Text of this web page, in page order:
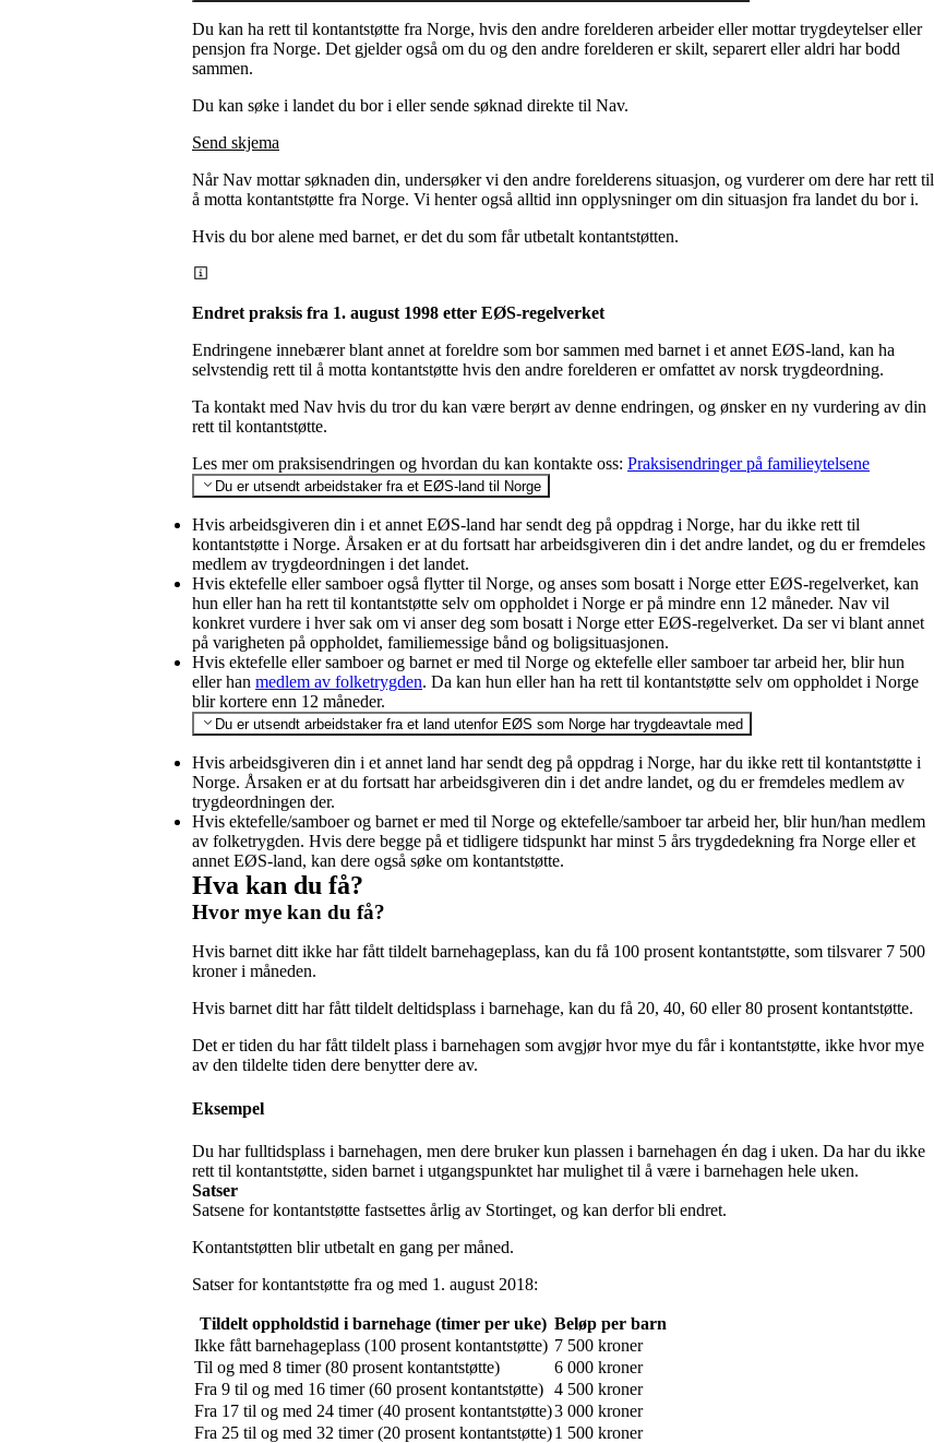
Du kan ha rett til kontantstøtte fra Norge, hvis den andre forelderen arbeider eller mottar trygdeytelser eller
pensjon fra Norge. Det gjelder også om du og den andre forelderen er skilt, separert eller aldri har bodd
sammen.
Du kan søke i landet du bor i eller sende søknad direkte til Nav.
Send skjema
Når Nav mottar søknaden din, undersøker vi den andre forelderens situasjon, og vurderer om dere har rett til
å motta kontantstøtte fra Norge. Vi henter også alltid inn opplysninger om din situasjon fra landet du bor i.
Hvis du bor alene med barnet, er det du som får utbetalt kontantstøtten.
Endret praksis fra 1. august 1998 etter EØS-regelverket
Endringene innebærer blant annet at foreldre som bor sammen med barnet i et annet EØS-land, kan ha
selvstendig rett til å motta kontantstøtte hvis den andre forelderen er omfattet av norsk trygdeordning.
Ta kontakt med Nav hvis du tror du kan være berørt av denne endringen, og ønsker en ny vurdering av din
rett til kontantstøtte.
Les mer om praksisendringen og hvordan du kan kontakte oss: Praksisendringer på familieytelsene
Du er utsendt arbeidstaker fra et EØS-land til Norge
Hvis arbeidsgiveren din i et annet EØS-land har sendt deg på oppdrag i Norge, har du ikke rett til
kontantstøtte i Norge. Årsaken er at du fortsatt har arbeidsgiveren din i det andre landet, og du er fremdeles
medlem av trygdeordningen i det landet.
Hvis ektefelle eller samboer også flytter til Norge, og anses som bosatt i Norge etter EØS-regelverket, kan
hun eller han ha rett til kontantstøtte selv om oppholdet i Norge er på mindre enn 12 måneder. Nav vil
konkret vurdere i hver sak om vi anser deg som bosatt i Norge etter EØS-regelverket. Da ser vi blant annet
på varigheten på oppholdet, familiemessige bånd og boligsituasjonen.
Hvis ektefelle eller samboer og barnet er med til Norge og ektefelle eller samboer tar arbeid her, blir hun
eller han medlem av folketrygden. Da kan hun eller han ha rett til kontantstøtte selv om oppholdet i Norge
blir kortere enn 12 måneder.
Du er utsendt arbeidstaker fra et land utenfor EØS som Norge har trygdeavtale med
Hvis arbeidsgiveren din i et annet land har sendt deg på oppdrag i Norge, har du ikke rett til kontantstøtte i
Norge. Årsaken er at du fortsatt har arbeidsgiveren din i det andre landet, og du er fremdeles medlem av
trygdeordningen der.
Hvis ektefelle/samboer og barnet er med til Norge og ektefelle/samboer tar arbeid her, blir hun/han medlem
av folketrygden. Hvis dere begge på et tidligere tidspunkt har minst 5 års trygdedekning fra Norge eller et
annet EØS-land, kan dere også søke om kontantstøtte.
Hva kan du få?
Hvor mye kan du få?
Hvis barnet ditt ikke har fått tildelt barnehageplass, kan du få 100 prosent kontantstøtte, som tilsvarer 7 500
kroner i måneden.
Hvis barnet ditt har fått tildelt deltidsplass i barnehage, kan du få 20, 40, 60 eller 80 prosent kontantstøtte.
Det er tiden du har fått tildelt plass i barnehagen som avgjør hvor mye du får i kontantstøtte, ikke hvor mye
av den tildelte tiden dere benytter dere av.
Eksempel
Du har fulltidsplass i barnehagen, men dere bruker kun plassen i barnehagen én dag i uken. Da har du ikke
rett til kontantstøtte, siden barnet i utgangspunktet har mulighet til å være i barnehagen hele uken.
Satser
Satsene for kontantstøtte fastsettes årlig av Stortinget, og kan derfor bli endret.
Kontantstøtten blir utbetalt en gang per måned.
Satser for kontantstøtte fra og med 1. august 2018:
Tildelt oppholdstid i barnehage (timer per uke) Beløp per barn
Ikke fått barnehageplass (100 prosent kontantstøtte) 7 500 kroner
Til og med 8 timer (80 prosent kontantstøtte)
6 000 kroner
Fra 9 til og med 16 timer (60 prosent kontantstøtte) 4 500 kroner
Fra 17 til og med 24 timer (40 prosent kontantstøtte)3 000 kroner
Fra 25 til og med 32 timer (20 prosent kontantstøtte)1 500 kroner